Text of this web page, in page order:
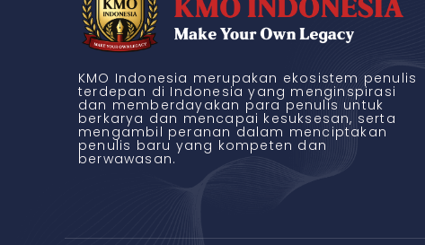
KMO Indonesia merupakan ekosistem penulis
terdepan di Indonesia yang menginspirasi
dan memberdayakan para penulis untuk
berkarya dan mencapai kesuksesan, serta
mengambil peranan dalam menciptakan
penulis baru yang kompeten dan
berwawasan.